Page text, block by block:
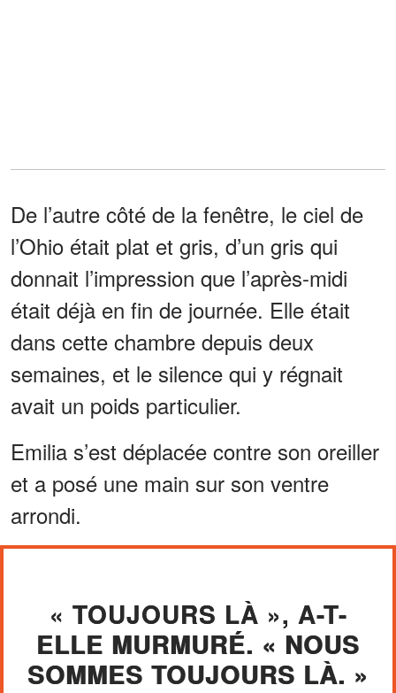
De l’autre côté de la fenêtre, le ciel de
l’Ohio était plat et gris, d’un gris qui
donnait l’impression que l’après-midi
était déjà en fin de journée. Elle était
dans cette chambre depuis deux
semaines, et le silence qui y régnait
avait un poids particulier.
Emilia s’est déplacée contre son oreiller
et a posé une main sur son ventre
arrondi.
« TOUJOURS LÀ », A-T-
ELLE MURMURÉ. « NOUS
SOMMES TOUJOURS LÀ. »